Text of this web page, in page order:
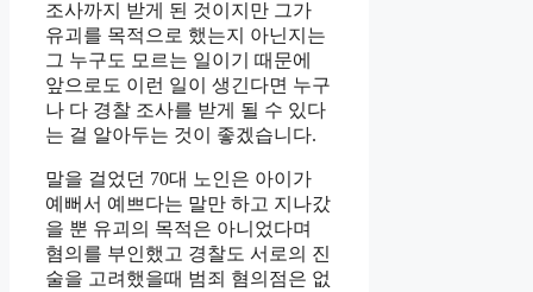
조사까지 받게 된 것이지만 그가
유괴를 목적으로 했는지 아닌지는
그 누구도 모르는 일이기 때문에
앞으로도 이런 일이 생긴다면 누구
나 다 경찰 조사를 받게 될 수 있다
는 걸 알아두는 것이 좋겠습니다.
말을 걸었던 70대 노인은 아이가
예뻐서 예쁘다는 말만 하고 지나갔
을 뿐 유괴의 목적은 아니었다며
혐의를 부인했고 경찰도 서로의 진
술을 고려했을때 범죄 혐의점은 없